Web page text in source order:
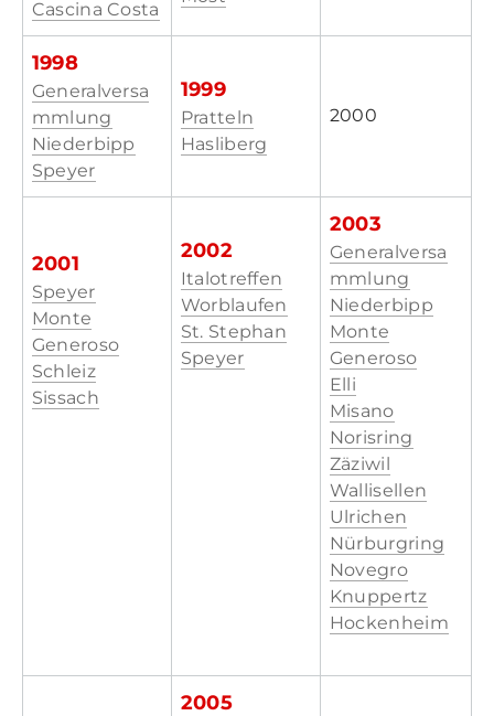
Cascina Costa
1998
Generalversa
mmlung
Niederbipp
Speyer
1999
Pratteln
Hasliberg
2000
2001
Speyer
Monte
Generoso
Schleiz
Sissach
2002
Italotreffen
Worblaufen
St. Stephan
​Speyer
2003
Generalversa
mmlung
Niederbipp
Monte
Generoso
Elli
Misano
Norisring
Zäziwil
Wallisellen
Ulrichen
Nürburgring
Novegro
Knuppertz
Hockenheim
2005
SERVICE BULLETINS